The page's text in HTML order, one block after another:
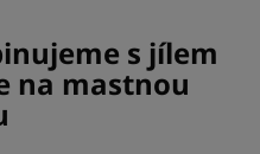
s jílem
na mastnou